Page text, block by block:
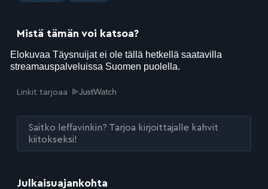
Julkaisuajankohta
Mistä tämän voi katsoa?
Linkit tarjoaa
Saitko leffavinkin? Tarjoa kirjoittajalle kahvit
kiitokseksi!